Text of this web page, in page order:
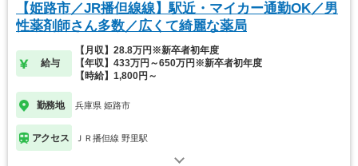
【姫路市／JR播但線線】駅近・マイカー通勤OK／男
性薬剤師さん多数／広くて綺麗な薬局
給与
【月収】28.8万円※新卒者初年度
【年収】433万円～650万円※新卒者初年度
【時給】1,800円～
勤務地 兵庫県 姫路市
アクセス ＪＲ播但線 野里駅